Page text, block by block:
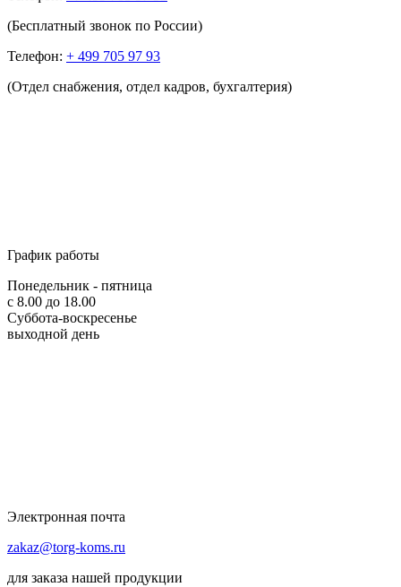
(Бесплатный звонок по России)
Телефон: + 499 705 97 93
(Отдел снабжения, отдел кадров, бухгалтерия)
График работы
Понедельник - пятница
с 8.00 до 18.00
Суббота-воскресенье
выходной день
Электронная почта
zakaz@torg-koms.ru
для заказа нашей продукции